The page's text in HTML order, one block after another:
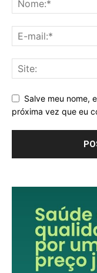
Salve meu nome,
próxima vez que eu